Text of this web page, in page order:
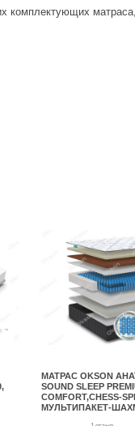
комплектующих
МАТРАС OKSON
SOUND SLEEP
COMFORT,CHESS-
МУЛЬТИПАКЕТ-